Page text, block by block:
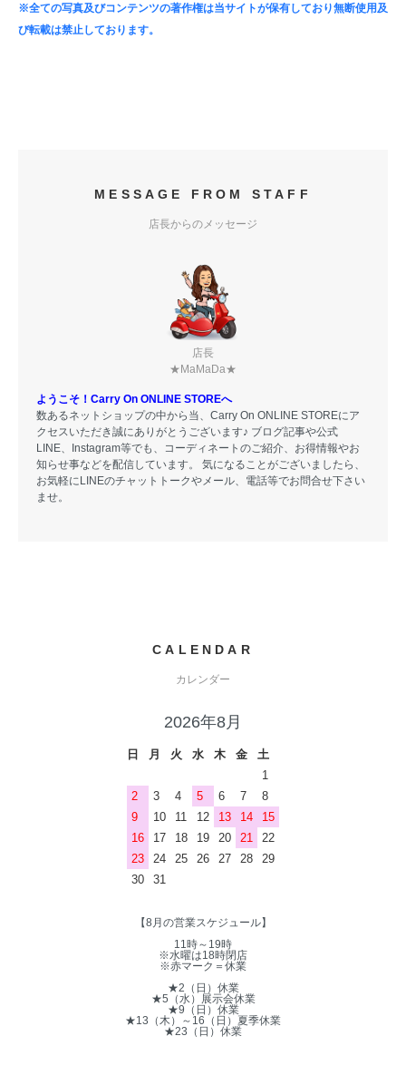
※全ての写真及びコンテンツの著作権は当サイトが保有しており無断使用及
び転載は禁止しております。
MESSAGE FROM STAFF
店長からのメッセージ
店長
★MaMaDa★
ようこそ！Carry On ONLINE STOREへ
数あるネットショップの中から当、Carry On ONLINE STOREにア
クセスいただき誠にありがとうございます♪ ブログ記事や公式
LINE、Instagram等でも、コーディネートのご紹介、お得情報やお
知らせ事などを配信しています。 気になることがございましたら、
お気軽にLINEのチャットトークやメール、電話等でお問合せ下さい
ませ。
CALENDAR
カレンダー
2026年8月
日 月 火 水 木 金
土
1
2
3 4 5 6 7
8
9
10 11 12 13 14
15
16
17 18 19 20 21
22
23
24 25 26 27 28
29
30
31
【8月の営業スケジュール】
11時～19時
※水曜は18時閉店
※赤マーク＝休業
★2（日）休業
★5（水）展示会休業
★9（日）休業
★13（木）～16（日）夏季休業
★23（日）休業